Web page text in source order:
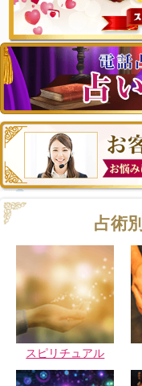
占術
スピリチュアル